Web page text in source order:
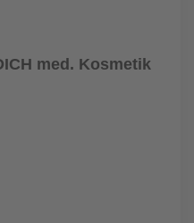
med. Kosmetik